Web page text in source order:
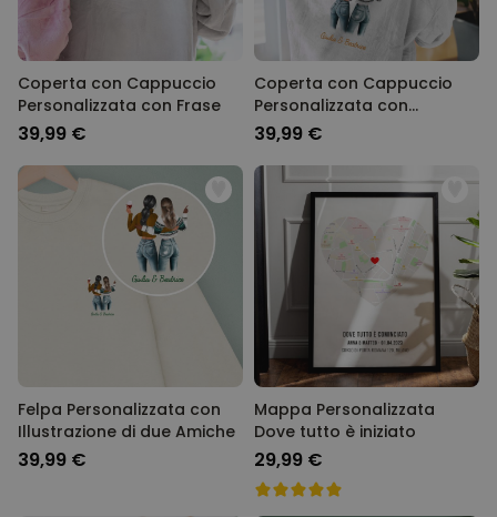
Coperta con Cappuccio
Personalizzata con Frase
39,99 €
Coperta con Cappuccio
Personalizzata con
Illustrazione di due Amiche
39,99 €
Felpa Personalizzata con
Illustrazione di due Amiche
39,99 €
Mappa Personalizzata
Dove tutto è iniziato
29,99 €